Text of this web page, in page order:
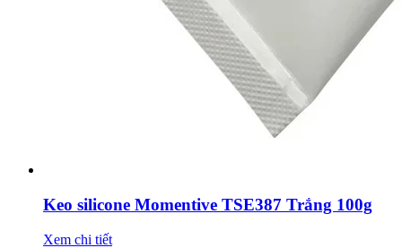
Keo silicone Momentive TSE387 Trắng 100g
Xem chi tiết